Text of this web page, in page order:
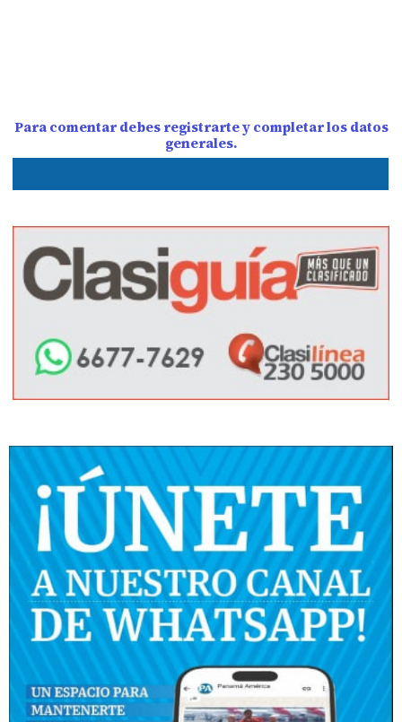
Para comentar debes registrarte y completar los datos
generales.